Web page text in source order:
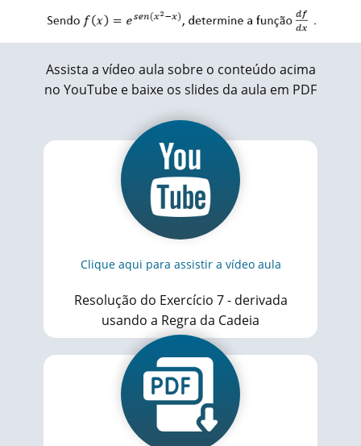
Assista a vídeo aula sobre o conteúdo acima
no YouTube e baixe os slides da aula em PDF
Clique aqui para assistir a vídeo aula
Resolução do Exercício 7 - derivada
usando a Regra da Cadeia